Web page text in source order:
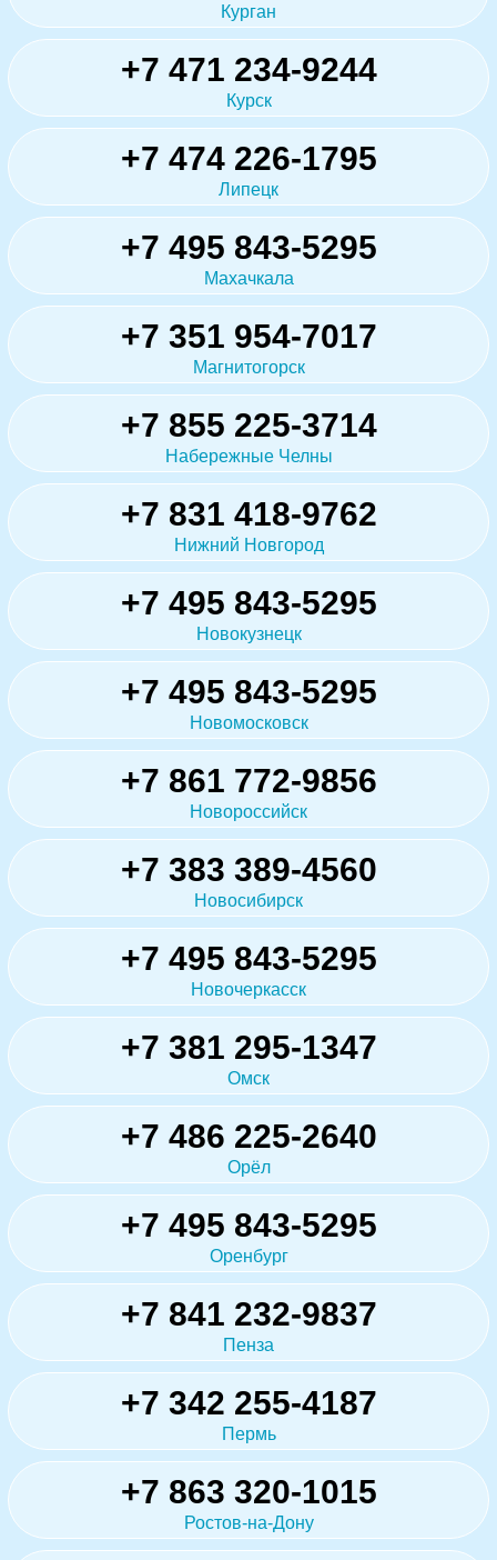
Курган
+7 471 234-9244
Курск
+7 474 226-1795
Липецк
+7 495 843-5295
Махачкала
+7 351 954-7017
Магнитогорск
+7 855 225-3714
Набережные Челны
+7 831 418-9762
Нижний Новгород
+7 495 843-5295
Новокузнецк
+7 495 843-5295
Новомосковск
+7 861 772-9856
Новороссийск
+7 383 389-4560
Новосибирск
+7 495 843-5295
Новочеркасск
+7 381 295-1347
Омск
+7 486 225-2640
Орёл
+7 495 843-5295
Оренбург
+7 841 232-9837
Пенза
+7 342 255-4187
Пермь
+7 863 320-1015
Ростов-на-Дону